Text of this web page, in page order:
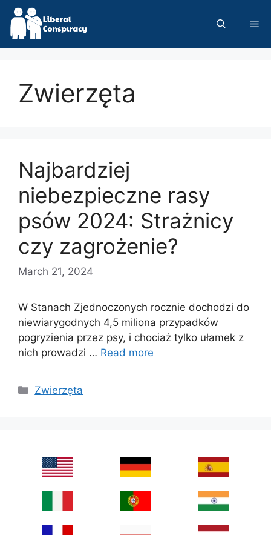
Skip
content
Zwierzęta
Najbardziej
niebezpieczne rasy
psów 2024: Strażnicy
czy zagrożenie?
March 21, 2024
W Stanach Zjednoczonych rocznie dochodzi do
niewiarygodnych 4,5 miliona przypadków
pogryzienia przez psy, i chociaż tylko ułamek z
nich prowadzi … Read more
Categories
Zwierzęta